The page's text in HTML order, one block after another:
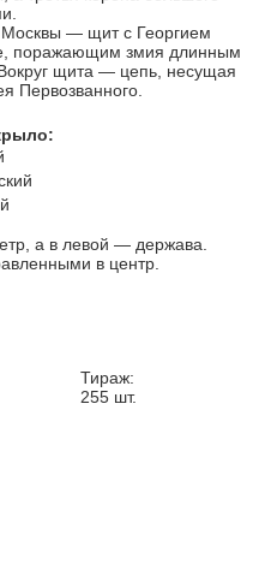
Москвы — щит с Георгием
поражающим змия длинным
щита — цепь, несущая
Первозванного.
а в левой — держава.
в центр.
Тираж:
255 шт.